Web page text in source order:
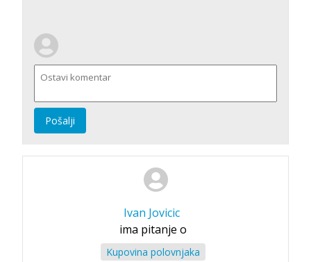
Pošalji
Ivan Jovicic
ima pitanje o
Kupovina polovnjaka